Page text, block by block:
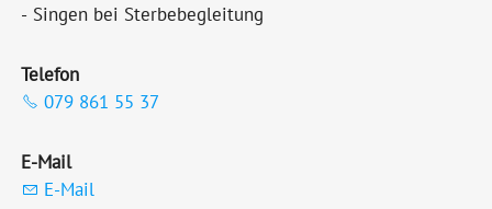
- Singen bei Sterbebegleitung
Telefon
079 861 55 37
E-Mail
E-Mail